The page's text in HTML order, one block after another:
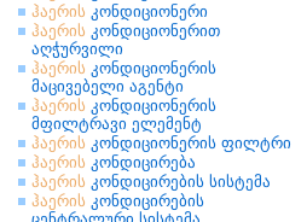
ჰაერის კონდიციონერი
ჰაერის კონდიციონერით
აღჭურვილი
ჰაერის კონდიციონერის
მაცივებელი აგენტი
ჰაერის კონდიციონერის
მფილტრავი ელემენტ
ჰაერის კონდიციონერის ფილტრი
ჰაერის კონდიცირება
ჰაერის კონდიცირების სისტემა
ჰაერის კონდიცირების